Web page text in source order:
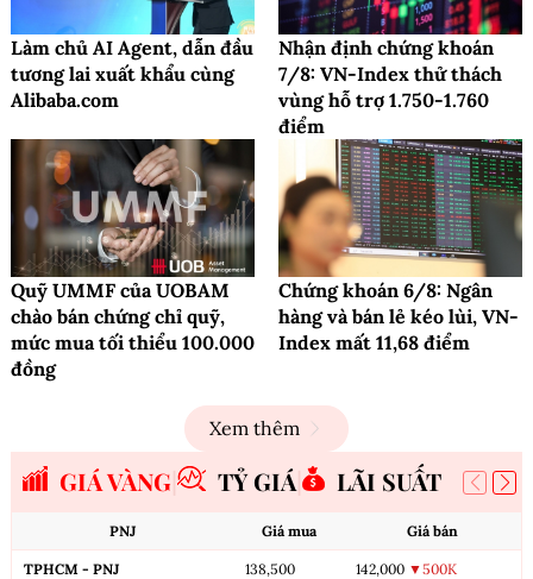
Làm chủ AI Agent, dẫn đầu
tương lai xuất khẩu cùng
Alibaba.com
Nhận định chứng khoán
7/8: VN-Index thử thách
vùng hỗ trợ 1.750-1.760
điểm
Quỹ UMMF của UOBAM
chào bán chứng chỉ quỹ,
mức mua tối thiểu 100.000
đồng
Chứng khoán 6/8: Ngân
hàng và bán lẻ kéo lùi, VN-
Index mất 11,68 điểm
Xem thêm
GIÁ VÀNG TỶ GIÁ LÃI SUẤT
PNJ Giá mua Giá bán
TPHCM - PNJ 138,500 142,000 ▼500K